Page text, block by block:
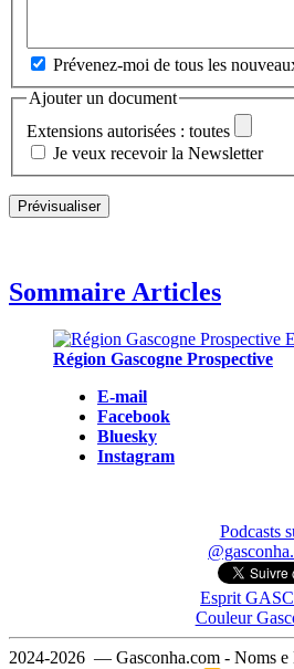
Prévenez-moi de tous les
Ajouter un document
Extensions autorisées : toutes
Je veux recevoir la Newsletter
Sommaire Articles
Région Gascogne Prospective
E-mail
Facebook
Bluesky
Instagram
Podcasts
Esprit
Couleur
2024-2026 — Gasconha.com - Noms e